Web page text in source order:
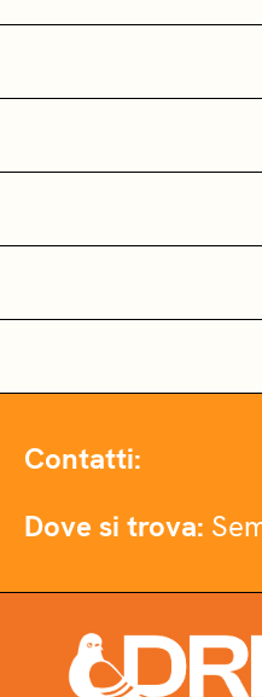
Contatti:
Dove si trova: